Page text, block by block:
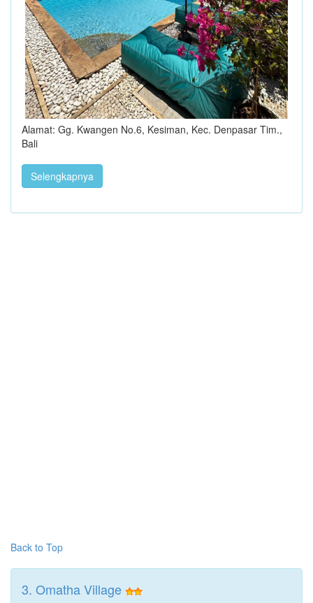
Alamat: Gg. Kwangen No.6, Kesiman, Kec. Denpasar Tim.,
Bali
Selengkapnya
Back to Top
3. Omatha Village